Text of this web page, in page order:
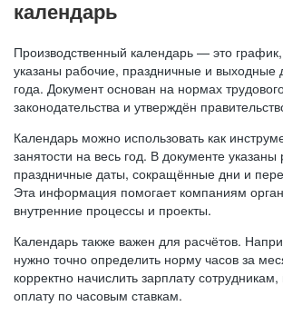
календарь
Производственный календарь — это
указаны рабочие, праздничные и выходные
года. Документ основан на нормах
законодательства и утверждён
Календарь можно использовать как
занятости на весь год. В документе
праздничные даты, сокращённые дни и
Эта информация помогает компаниям
внутренние процессы и проекты.
Календарь также важен для расчётов.
нужно точно определить норму часов за
корректно начислить зарплату
оплату по часовым ставкам.